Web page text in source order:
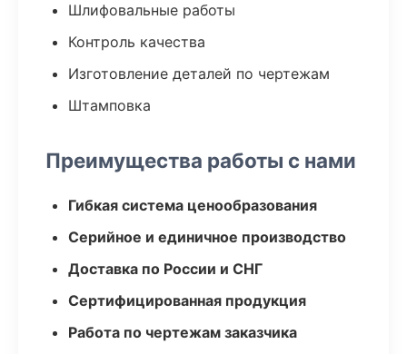
Шлифовальные работы
Контроль качества
Изготовление деталей по чертежам
Штамповка
Преимущества работы с нами
Гибкая система ценообразования
Серийное и единичное производство
Доставка по России и СНГ
Сертифицированная продукция
Работа по чертежам заказчика